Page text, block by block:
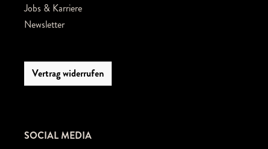
Jobs & Karriere
Newsletter
Vertrag widerrufen
SOCIAL MEDIA